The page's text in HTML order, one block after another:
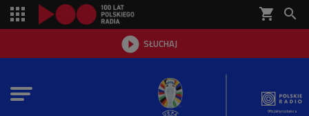
shopping_cart 
 SŁUCHAJ

Oficjalny nadawca